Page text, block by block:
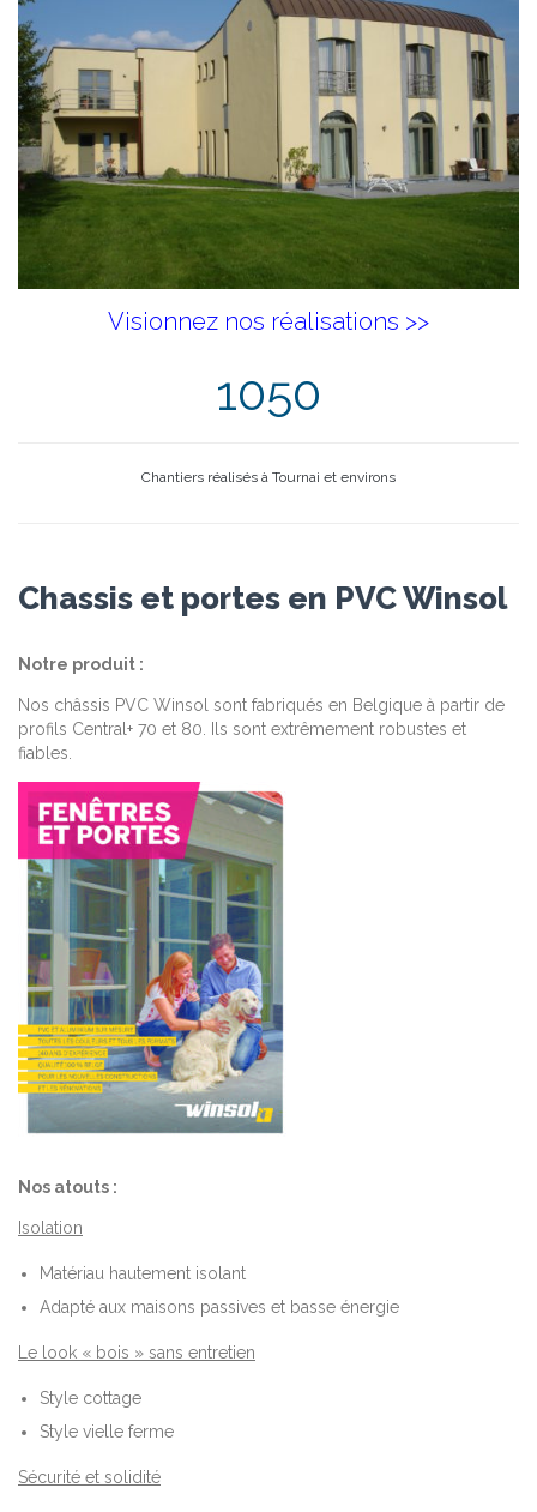
Visionnez nos réalisations >>
1050
Chantiers réalisés à Tournai et environs
Chassis et portes en PVC Winsol
Notre produit :
Nos châssis PVC Winsol sont fabriqués en Belgique à partir de
profils Central+ 70 et 80. Ils sont extrêmement robustes et
fiables.
Nos atouts :
Isolation
Matériau hautement isolant
Adapté aux maisons passives et basse énergie
Le look « bois » sans entretien
Style cottage
Style vielle ferme
Sécurité et solidité